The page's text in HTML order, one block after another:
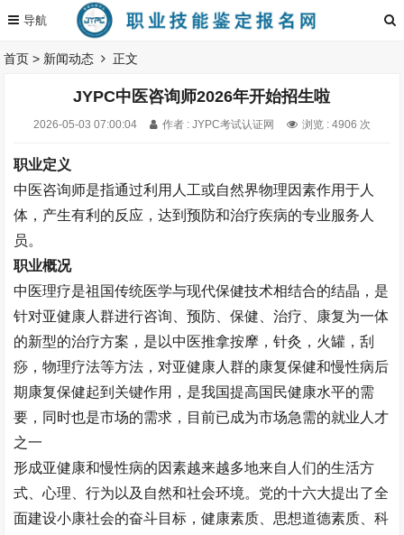
首页 > 新闻动态 正文
JYPC中医咨询师2026年开始招生啦
2026-05-03 07:00:04 作者 : JYPC考试认证网 浏览 : 4906 次
职业定义
中医咨询师是指通过利用人工或自然界物理因素作用于人
体，产生有利的反应，达到预防和治疗疾病的专业服务人
员。
职业概况
中医理疗是祖国传统医学与现代保健技术相结合的结晶，是
针对亚健康人群进行咨询、预防、保健、治疗、康复为一体
的新型的治疗方案，是以中医推拿按摩，针灸，火罐，刮
痧，物理疗法等方法，对亚健康人群的康复保健和慢性病后
期康复保健起到关键作用，是我国提高国民健康水平的需
要，同时也是市场的需求，目前已成为市场急需的就业人才
之一
形成亚健康和慢性病的因素越来越多地来自人们的生活方
式、心理、行为以及自然和社会环境。党的十六大提出了全
面建设小康社会的奋斗目标，健康素质、思想道德素质、科